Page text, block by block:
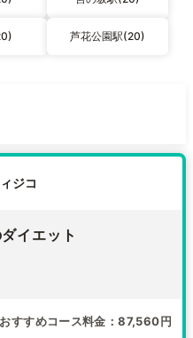
芦花公園駅(20)
ジコ
イエット
おすすめコース料金 87,560円